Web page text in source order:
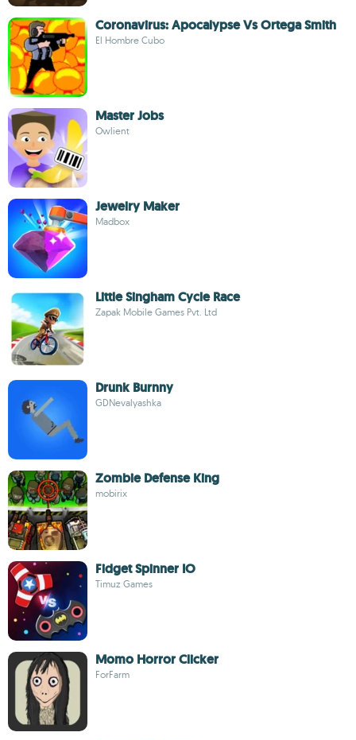
Coronavirus: Apocalypse Vs Ortega Smith
El Hombre Cubo
Master Jobs
Owlient
Jewelry Maker
Madbox
Little Singham Cycle Race
Zapak Mobile Games Pvt. Ltd
Drunk Burnny
GDNevalyashka
Zombie Defense King
mobirix
Fidget Spinner IO
Timuz Games
Momo Horror Clicker
ForFarm